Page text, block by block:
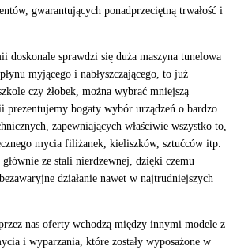
gwarantujących ponadprzeciętną trwałość i
doskonale sprawdzi się duża maszyna tunelowa
myjącego i nabłyszczającego, to już
czy żłobek, można wybrać mniejszą
prezentujemy bogaty wybór urządzeń o bardzo
zapewniających właściwie wszystko to,
mycia filiżanek, kieliszków, sztućców itp.
ze stali nierdzewnej, dzięki czemu
działanie nawet w najtrudniejszych
nas oferty wchodzą między innymi modele z
i wyparzania, które zostały wyposażone w